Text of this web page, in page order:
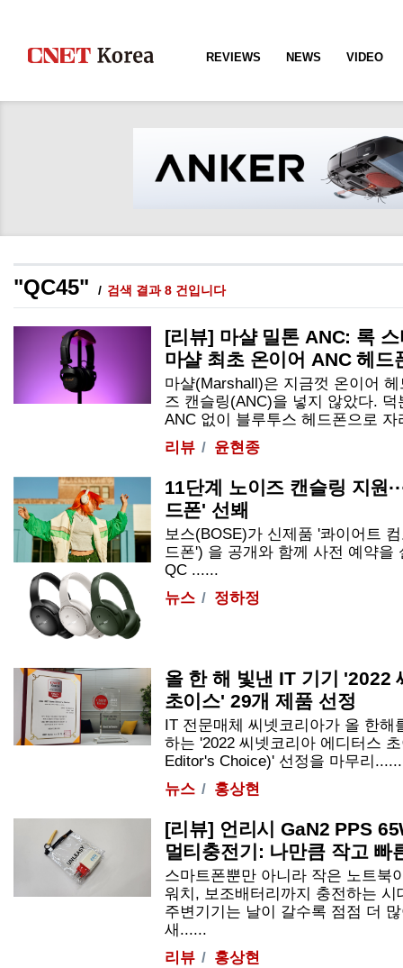
REVIEWS NEWS VIDEO
"QC45" 검색 결과 8 건입니다
[리뷰] 마샬 밀톤 ANC: 록
마샬 최초 온이어 ANC 헤드
마샬(Marshall)은 지금껏 온이어
즈 캔슬링(ANC)을 넣지 않았다.
ANC 없이 블루투스 헤드폰으로
리뷰
윤현종
11단계 노이즈 캔슬링 지원
드폰' 선봬
보스(BOSE)가 신제품 '콰이어트
드폰') 을 공개와 함께 사전 예약을
QC......
뉴스
정하정
올 한 해 빛낸 IT 기기 '2022
초이스' 29개 제품 선정
IT 전문매체 씨넷코리아가 올 한해
하는 '2022 씨넷코리아 에디터스
Editor's Choice)' 선정을 마무리......
뉴스
홍상현
[리뷰] 언리시 GaN2 PPS
멀티충전기: 나만큼 작고 빠
스마트폰뿐만 아니라 작은 노트북
워치, 보조배터리까지 충전하는
주변기기는 날이 갈수록 점점 더
새......
리뷰
홍상현